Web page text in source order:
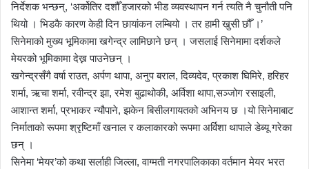
निर्देशक भन्छन्, ‘अर्कोतिर दशौँ हजारको भीड व्यवस्थापन गर्न त्यति नै चुनौती पनि
थियो । भिडकै कारण केही दिन छायांकन लम्बियो । तर हामी खुसी छौँ ।’
सिनेमाको मुख्य भूमिकामा खगेन्द्र लामिछाने छन् । जसलाई सिनेमामा दर्शकले
मेयरको भूमिकामा देख्न पाउनेछन् ।
खगेन्द्रसँगै वर्षा राउत, अर्पण थापा, अनुप बराल, दिव्यदेव, प्रकाश घिमिरे, हरिहर
शर्मा, ऋचा शर्मा, रवीन्द्र झा, रमेश बुढाथोकी, अर्विशा थापा,सञ्जोग रसाइली,
आशान्त शर्मा, प्रभाकर न्यौपाने, झकेन बिसीलगायतको अभिनय छ ।यो सिनेमाबाट
निर्माताको रूपमा श्रृष्टिमाँ खनाल र कलाकारको रूपमा अर्विशा थापाले डेब्यू गरेका
छन् ।
सिनेमा ‘मेयर’को कथा सर्लाही जिल्ला, वाग्मती नगरपालिकाका वर्तमान मेयर भरत